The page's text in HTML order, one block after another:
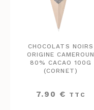
CHOCOLATS NOIRS
ORIGINE CAMEROUN
80% CACAO 100G
(CORNET)
7.90 € TTC